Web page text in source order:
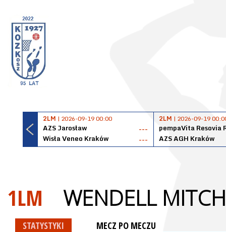
2LM | 2026-09-19 00:00
AZS Jarosław
---
Wisła Veneo Kraków
---
2LM | 2026-09-19
pempaVita Resovia
AZS AGH Kraków
1LM WENDELL
STATYSTYKI MECZ PO MECZU